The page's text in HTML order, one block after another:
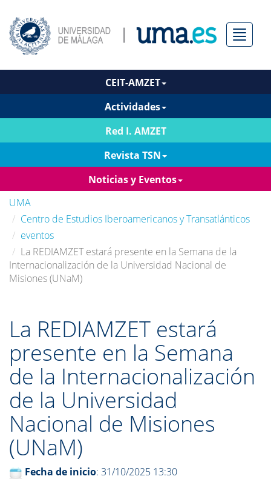
Menú
CEIT-AMZET
Actividades
Red I. AMZET
Revista TSN
Noticias y Eventos
UMA
Centro de Estudios Iberoamericanos y Transatlánticos
eventos
La REDIAMZET estará presente en la Semana de la
Internacionalización de la Universidad Nacional de
Misiones (UNaM)
La REDIAMZET estará
presente en la Semana
de la Internacionalización
de la Universidad
Nacional de Misiones
(UNaM)
Fecha de inicio: 31/10/2025 13:30